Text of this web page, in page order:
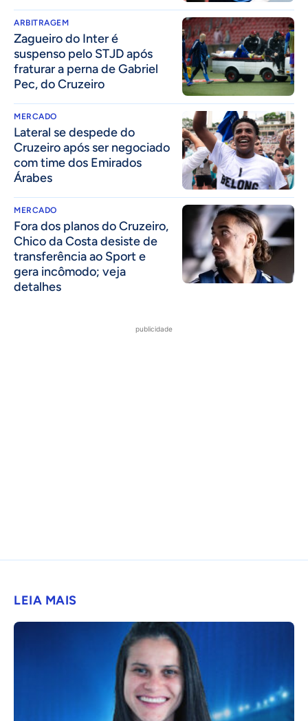
ARBITRAGEM
Zagueiro do Inter é
suspenso pelo STJD após
fraturar a perna de Gabriel
Pec, do Cruzeiro
MERCADO
Lateral se despede do
Cruzeiro após ser negociado
com time dos Emirados
Árabes
MERCADO
Fora dos planos do Cruzeiro,
Chico da Costa desiste de
transferência ao Sport e
gera incômodo; veja
detalhes
publicidade
LEIA MAIS